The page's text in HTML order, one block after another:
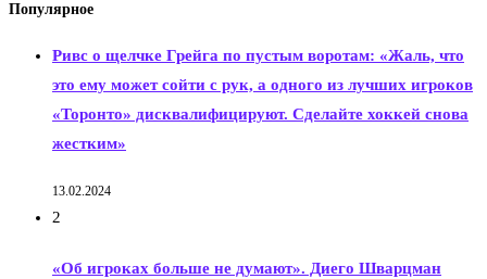
Популярное
Ривс о щелчке Грейга по пустым воротам: «Жаль, что
это ему может сойти с рук, а одного из лучших игроков
«Торонто» дисквалифицируют. Сделайте хоккей снова
жестким»
13.02.2024
2
«Об игроках больше не думают». Диего Шварцман